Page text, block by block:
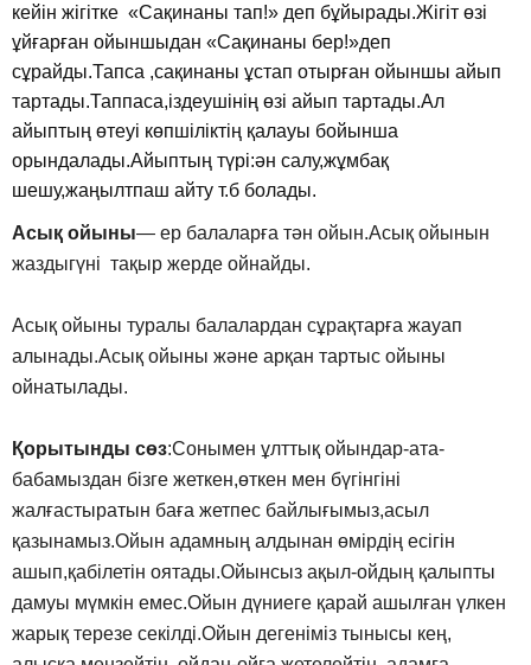
кейін жігітке «Сақинаны тап!» деп бұйырады.Жігіт өзі
ұйғарған ойыншыдан «Сақинаны бер!»деп
сұрайды.Тапса ,сақинаны ұстап отырған ойыншы айып
тартады.Таппаса,іздеушінің өзі айып тартады.Ал
айыптың өтеуі көпшіліктің қалауы бойынша
орындалады.Айыптың түрі:ән салу,жұмбақ
шешу,жаңылтпаш айту т.б болады.
Асық ойыны— ер балаларға тән ойын.Асық ойынын
жаздыгүні тақыр жерде ойнайды.
Асық ойыны туралы балалардан сұрақтарға жауап
алынады.Асық ойыны және арқан тартыс ойыны
ойнатылады.
Қорытынды сөз:Сонымен ұлттық ойындар-ата-
бабамыздан бізге жеткен,өткен мен бүгінгіні
жалғастыратын баға жетпес байлығымыз,асыл
қазынамыз.Ойын адамның алдынан өмірдің есігін
ашып,қабілетін оятады.Ойынсыз ақыл-ойдың қалыпты
дамуы мүмкін емес.Ойын дүниеге қарай ашылған үлкен
жарық терезе секілді.Ойын дегеніміз тынысы кең,